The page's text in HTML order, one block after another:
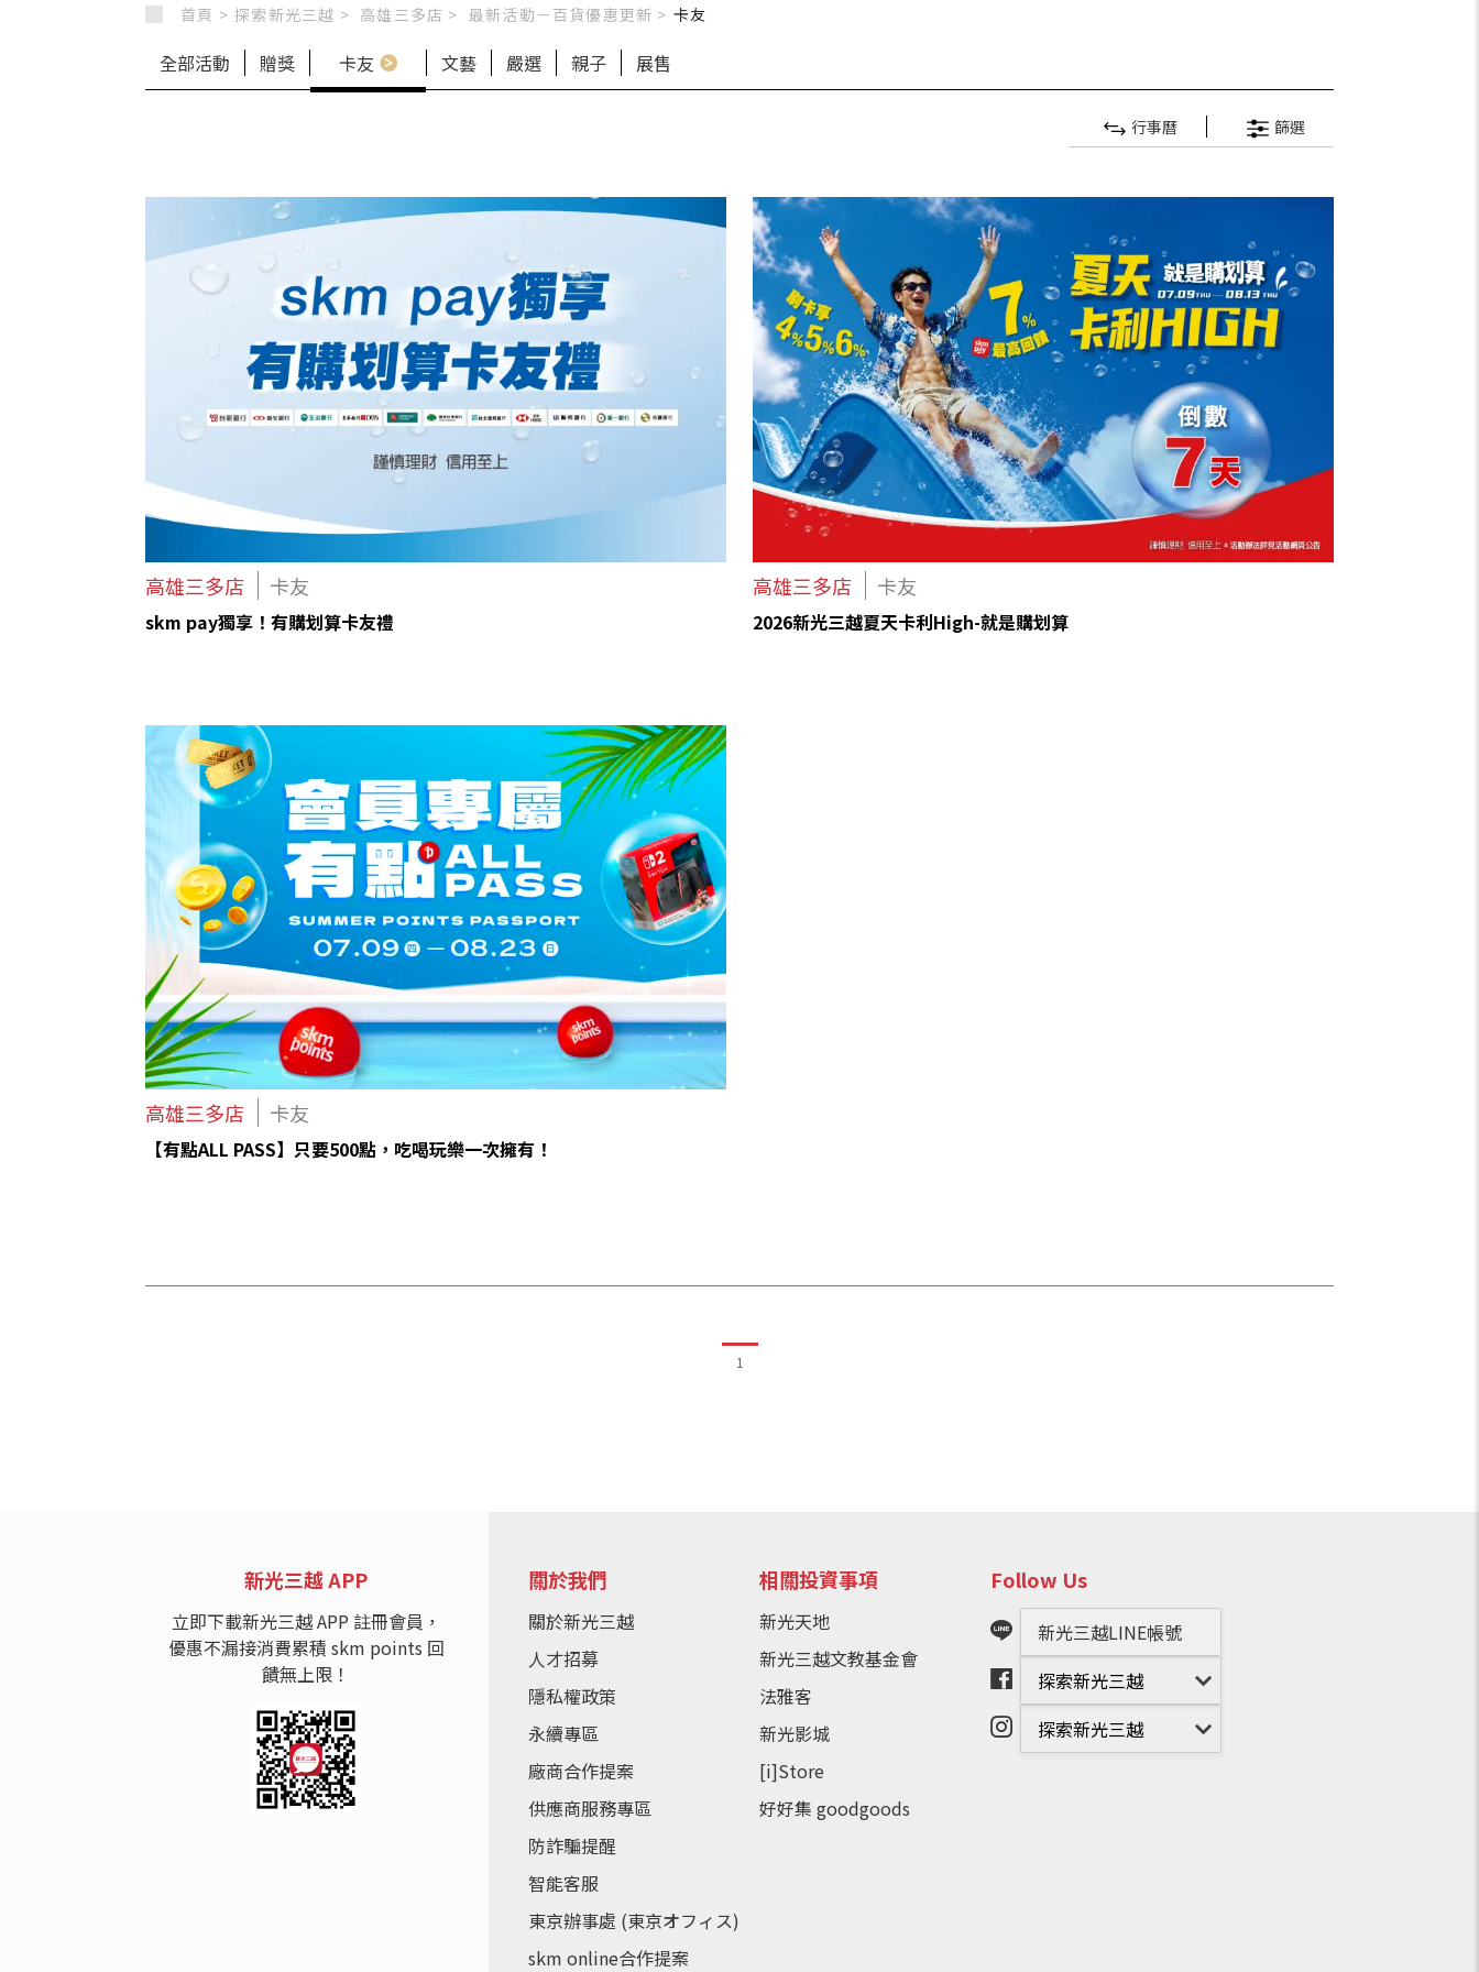
首頁 > 探索新光三越 > 高雄三多店 > 最新活動－百貨優惠更新 > 卡友
全部活動 贈獎 卡友 文藝 嚴選 親子 展售
行事曆 篩選
高雄三多店 卡友
skm pay獨享！有購划算卡友禮
高雄三多店 卡友
2026新光三越夏天卡利High-就是購划算
高雄三多店 卡友
【有點ALL PASS】只要500點，吃喝玩樂一次擁有！
1
新光三越 APP
立即下載新光三越 APP 註冊會員，
優惠不漏接消費累積 skm points 回
饋無上限！
關於我們
關於新光三越
人才招募
隱私權政策
永續專區
廠商合作提案
供應商服務專區
防詐騙提醒
智能客服
東京辦事處 (東京オフィス)
skm online合作提案
相關投資事項
新光天地
新光三越文教基金會
法雅客
新光影城
[i]Store
好好集 goodgoods
Follow Us
新光三越LINE帳號